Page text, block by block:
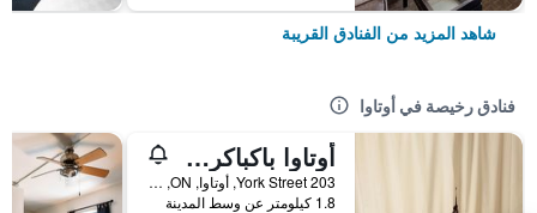
شاهد المزيد من الفنادق القريبة
فنادق رخيصة في أوتاوا
أوتاوا باكباكرز إن
203 York Street, أوتاوا, ON, كندا
1.8 كيلومتر عن وسط المدينة